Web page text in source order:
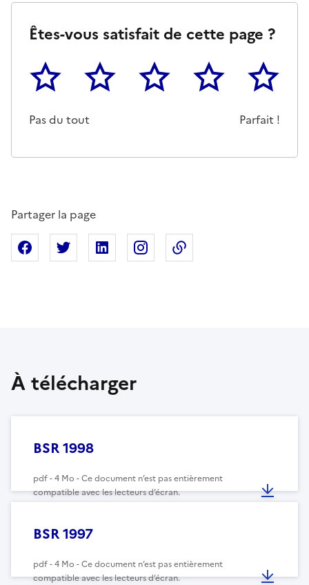
Êtes-vous satisfait de cette page ?
1
Pas du tout
2 3 4 5
Parfait !
Partager la page
Partager sur Facebook
Partager sur XPartager sur Linkedin
Partager sur Instagram
À télécharger
BSR 1998
pdf - 4 Mo - Ce document n’est pas entièrement
compatible avec les lecteurs d’écran.
BSR 1997
pdf - 4 Mo - Ce document n’est pas entièrement
compatible avec les lecteurs d’écran.